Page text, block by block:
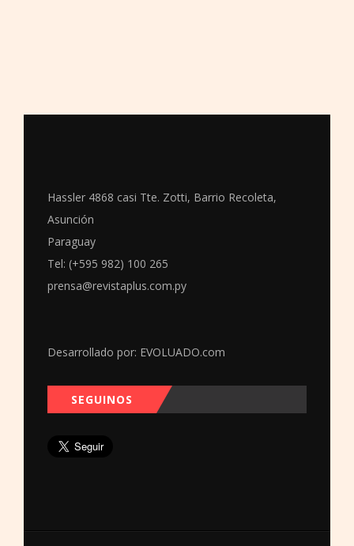
Hassler 4868 casi Tte. Zotti, Barrio Recoleta,
Asunción
Paraguay
Tel: (+595 982) 100 265
prensa@revistaplus.com.py
Desarrollado por: EVOLUADO.com
SEGUINOS